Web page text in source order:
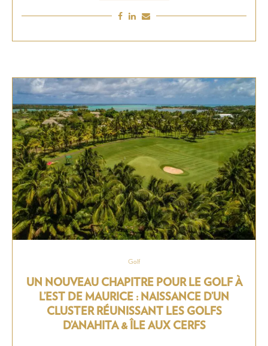
Golf
UN NOUVEAU CHAPITRE POUR LE GOLF À
L’EST DE MAURICE : NAISSANCE D’UN
CLUSTER RÉUNISSANT LES GOLFS
D’ANAHITA & ÎLE AUX CERFS